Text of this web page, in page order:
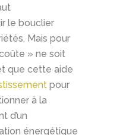
le bouclier
Mais pour
» ne soit
que cette aide
pour
à la
d’un
énergétique